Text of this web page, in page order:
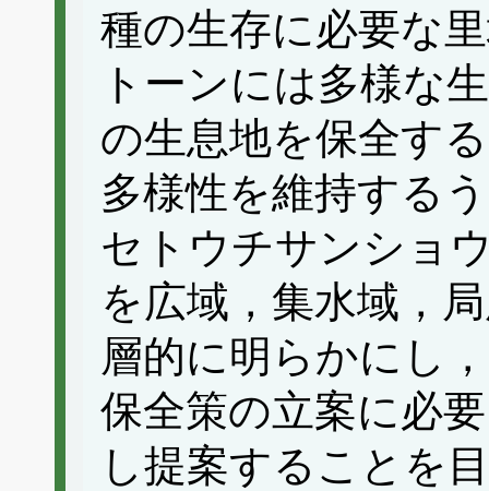
種の生存に必要な
トーンには多様な
の生息地を保全す
多様性を維持する
セトウチサンショ
を広域，集水域，
層的に明らかにし
保全策の立案に必
し提案することを